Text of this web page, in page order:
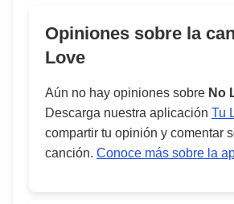
Opiniones sobre la
Love
Aún no hay opiniones sobre No
Descarga nuestra aplicación Tu
compartir tu opinión y comentar
canción. Conoce más sobre la